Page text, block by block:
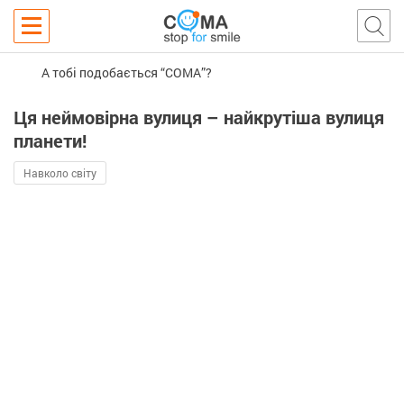
А тобі подобається “COMA”?
Ця неймовірна вулиця – найкрутіша вулиця
планети!
Навколо світу